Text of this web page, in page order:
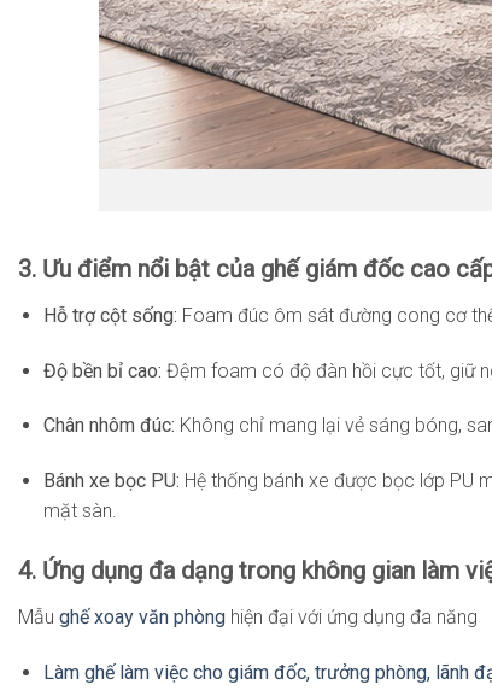
3. Ưu điểm nổi bật của ghế giám đốc cao
Hỗ trợ cột sống: Foam đúc ôm sát đường cong cơ
Độ bền bỉ cao: Đệm foam có độ đàn hồi cực tốt, giữ
Chân nhôm đúc: Không chỉ mang lại vẻ sáng bóng,
Bánh xe bọc PU: Hệ thống bánh xe được bọc lớp PU
mặt sàn.
4. Ứng dụng đa dạng trong không gian làm
Mẫu ghế xoay văn phòng hiện đại với ứng dụng đa năng
Làm ghế làm việc cho giám đốc, trưởng phòng, lãnh